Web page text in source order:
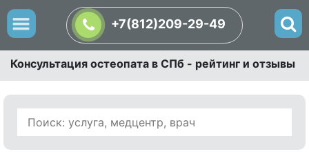
+7(812)209-29-49
Консультация остеопата в СПб - рейтинг и отзывы